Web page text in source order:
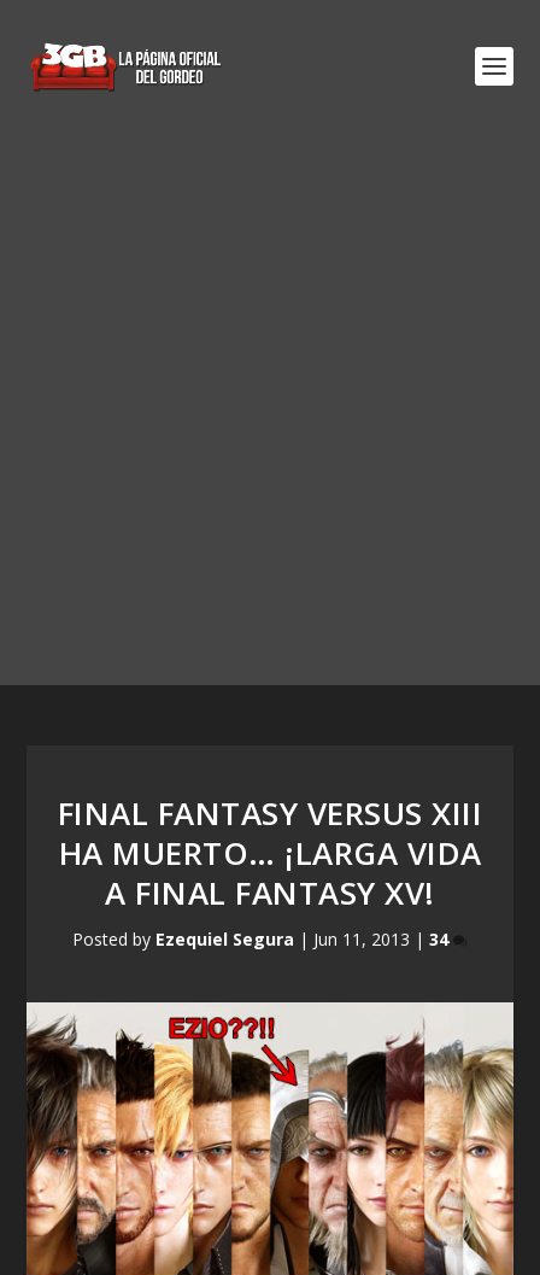
FINAL FANTASY VERSUS XIII
HA MUERTO… ¡LARGA VIDA
A FINAL FANTASY XV!
Posted by Ezequiel Segura | Jun 11, 2013 | 34